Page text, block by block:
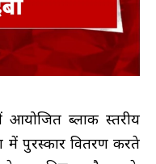
आयोजित ब्लाक स्तरीय
में पुरस्कार वितरण करते